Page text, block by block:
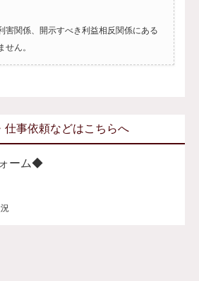
害関係、開示すべき利益相反関係にある
ん。
仕事依頼などはこちらへ
ーム◆